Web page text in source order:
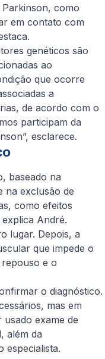
como
em contato com
genéticos são
ao
que ocorre
a
de acordo com o
participam da
esclarece.
baseado na
na exclusão de
como efeitos
André.
lugar. Depois, a
que impede o
e o
o diagnóstico.
mas em
usado exame de
além da
especialista.